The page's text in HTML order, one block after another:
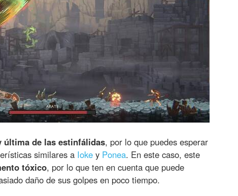
última de las estinfálidas, por lo que puedes esperar
similares a Ioke y Ponea. En este caso, este
tóxico, por lo que ten en cuenta que puede
daño de sus golpes en poco tiempo.